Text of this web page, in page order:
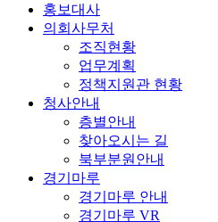
홍보대사
의회사무처
조직현황
업무계획
정책지원관 현황
청사안내
층별안내
찾아오시는 길
북부분원안내
경기마루
경기마루 안내
경기마루 VR